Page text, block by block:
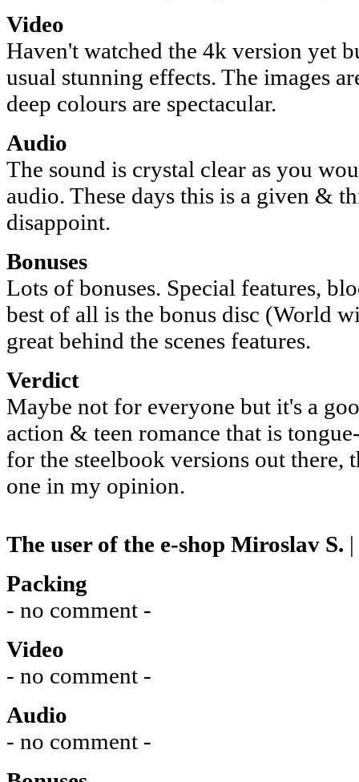
Video
Haven't watched the 4k version yet
usual stunning effects. The images
deep colours are spectacular.
Audio
The sound is crystal clear as you
audio. These days this is a given &
disappoint.
Bonuses
Lots of bonuses. Special features,
best of all is the bonus disc (World
great behind the scenes features.
Verdict
Maybe not for everyone but it's a
action & teen romance that is
for the steelbook versions out there,
one in my opinion.
The user of the e-shop Miroslav S.
Packing
- no comment -
Video
- no comment -
Audio
- no comment -